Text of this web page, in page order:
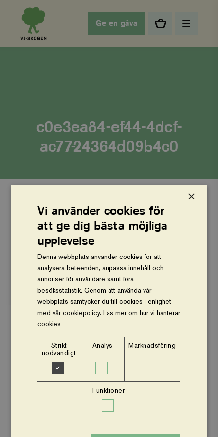
Ge en gåva
c0e3ea84-ef44-4dcf-
ac77-24364d09b4c0
Vårt arbete
Om oss
Vår ekonomi
Stöd oss
Om webbplatsen
Facebook Instagram
Insamlingsstiftelsen Vi planterar träd
×
Vi använder cookies för
att ge dig bästa möjliga
upplevelse
Denna webbplats använder cookies för att
analysera beteenden, anpassa innehåll och
annonser för användare samt föra
besöksstatistik. Genom att använda vår
webbplats samtycker du till cookies i enlighet
med vår cookiepolicy.Läs mer om hur vi hanterar
cookies
Strikt
nödvändigt
Analys Marknadsföring
Funktioner